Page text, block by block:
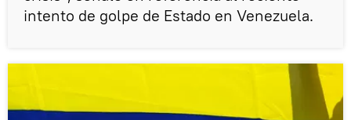
intento de golpe de Estado en Venezuela.